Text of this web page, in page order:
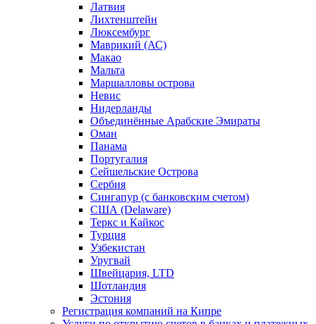
Латвия
Лихтенштейн
Люксембург
Маврикий (АС)
Макао
Мальта
Маршалловы острова
Нeвис
Нидерланды
Объединённые Арабские Эмираты
Оман
Панама
Португалия
Сейшельские Острова
Сербия
Сингапур (c банковским счетом)
США (Delaware)
Теркс и Кайкос
Турция
Узбекистан
Уругвай
Швейцария, LTD
Шотландия
Эстония
Регистрация компаний на Кипре